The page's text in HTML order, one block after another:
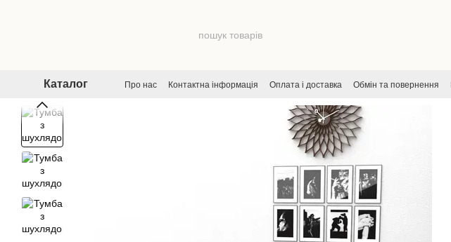
Каталог Про нас Контактна інформація Оплата і доставка Обмін та повернення